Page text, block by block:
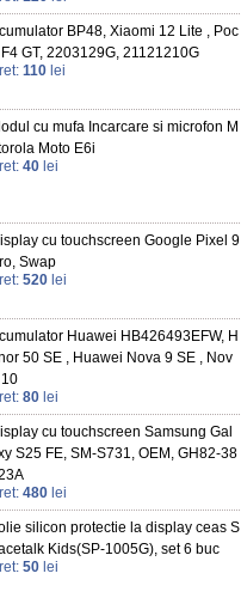
BP48, Xiaomi 12 Lite , Poc
GT, 2203129G, 21121210G
110 lei
cu mufa Incarcare si microfon M
Moto E6i
40 lei
cu touchscreen Google Pixel 9
Swap
520 lei
Huawei HB426493EFW, H
50 SE , Huawei Nova 9 SE , Nov
80 lei
cu touchscreen Samsung Gal
S25 FE, SM-S731, OEM, GH82-38
480 lei
silicon protectie la display ceas S
Kids(SP-1005G), set 6 buc
50 lei